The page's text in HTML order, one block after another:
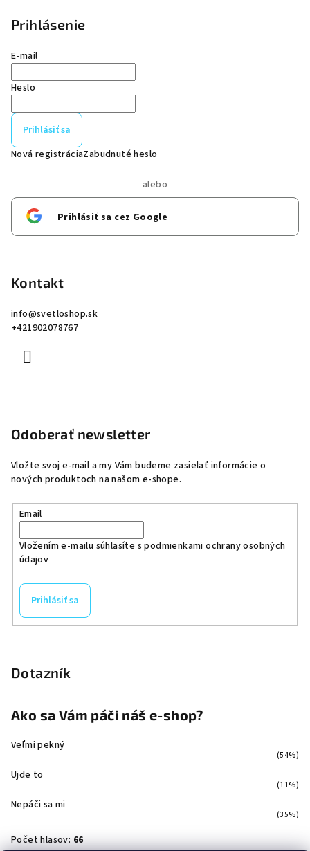
Prihlásenie
E-mail
Heslo
Prihlásiť sa
Nová registráciaZabudnuté heslo
alebo
Prihlásiť sa cez Google
Kontakt
info@svetloshop.sk
+421902078767
Odoberať newsletter
Vložte svoj e-mail a my Vám budeme zasielať informácie o
nových produktoch na našom e-shope.
Email
Vložením e-mailu súhlasíte spodmienkami ochrany osobných
údajov
Prihlásiť sa
Dotazník
Ako sa Vám páči náš e-shop?
Veľmi pekný
(54%)
Ujde to
(11%)
Nepáči sa mi
(35%)
Počet hlasov: 66